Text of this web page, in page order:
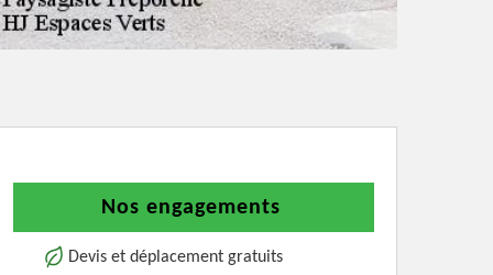
Nos engagements
Devis et déplacement gratuits